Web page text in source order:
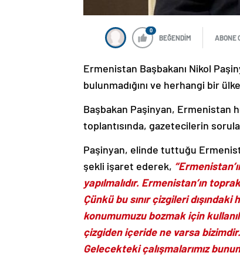
0
BEĞENDİM ABONE
Ermenistan Başbakanı Nikol
bulunmadığını ve herhangi bir
Başbakan Paşinyan, Ermenistan
toplantısında, gazetecilerin
Paşinyan, elinde tuttuğu
şekli işaret ederek,
yapılmalıdır. Ermenistan’ın
Çünkü bu sınır çizgileri
konumumuzu bozmak için
çizgiden içeride ne varsa
Gelecekteki çalışmalarımız